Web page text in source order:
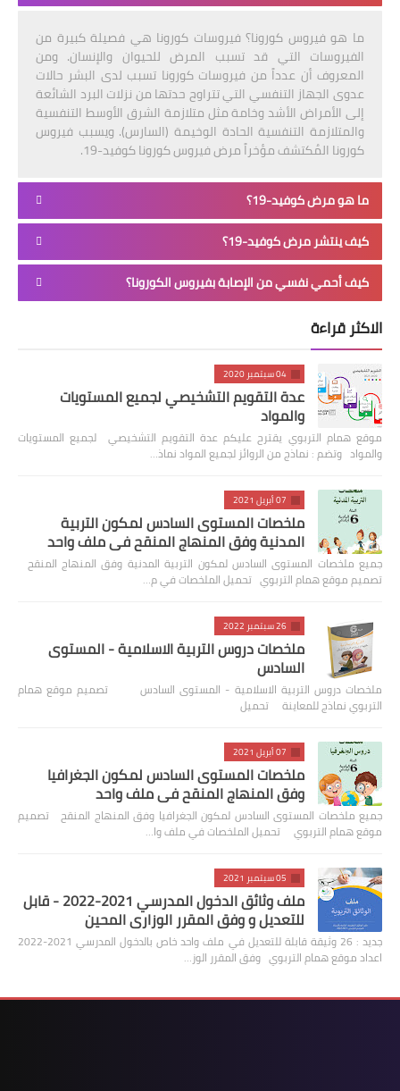
ما هو فيروس كورونا؟ فيروسات كورونا هي فصيلة كبيرة من
الفيروسات التي قد تسبب المرض للحيوان والإنسان. ومن
المعروف أن عدداً من فيروسات كورونا تسبب لدى البشر حالات
عدوى الجهاز التنفسي التي تتراوح حدتها من نزلات البرد الشائعة
إلى الأمراض الأشد وخامة مثل متلازمة الشرق الأوسط التنفسية
والمتلازمة التنفسية الحادة الوخيمة (السارس). ويسبب فيروس
كورونا المُكتشف مؤخراً مرض فيروس كورونا كوفيد-19.
ما هو مرض كوفيد-19؟
كيف ينتشر مرض كوفيد-19؟
كيف أحمي نفسي من الإصابة بفيروس الكورونا؟
الاكثر قراءة
04 سبتمبر 2020
عدة التقويم التشخيصي لجميع المستويات
والمواد
موقع همام التربوي يقترح عليكم عدة التقويم التشخيصي لجميع المستويات
والمواد وتضم : نماذج من الروائز لجميع المواد نماذ…
07 أبريل 2021
ملخصات المستوى السادس لمكون التربية
المدنية وفق المنهاج المنقح في ملف واحد
جميع ملخصات المستوى السادس لمكون التربية المدنية وفق المنهاج المنقح
تصميم موقع همام التربوي تحميل الملخصات في م…
26 سبتمبر 2022
ملخصات دروس التربية الاسلامية - المستوى
السادس
ملخصات دروس التربية الاسلامية - المستوى السادس تصميم موقع همام
التربوي نماذج للمعاينة تحميل
07 أبريل 2021
ملخصات المستوى السادس لمكون الجغرافيا
وفق المنهاج المنقح في ملف واحد
جميع ملخصات المستوى السادس لمكون الجغرافيا وفق المنهاج المنقح تصميم
موقع همام التربوي تحميل الملخصات في ملف وا…
05 سبتمبر 2021
ملف وثائق الدخول المدرسي 2021-2022 - قابل
للتعديل و وفق المقرر الوزاري المحين
جديد : 26 وثيقة قابلة للتعديل في ملف واحد خاص بالدخول المدرسي 2021-2022
اعداد موقع همام التربوي وفق المقرر الوز…